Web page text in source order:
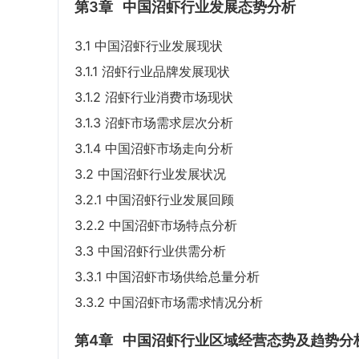
第3章 中国沼虾行业发展态势分析
3.1 中国沼虾行业发展现状
3.1.1 沼虾行业品牌发展现状
3.1.2 沼虾行业消费市场现状
3.1.3 沼虾市场需求层次分析
3.1.4 中国沼虾市场走向分析
3.2 中国沼虾行业发展状况
3.2.1 中国沼虾行业发展回顾
3.2.2 中国沼虾市场特点分析
3.3 中国沼虾行业供需分析
3.3.1 中国沼虾市场供给总量分析
3.3.2 中国沼虾市场需求情况分析
第4章 中国沼虾行业区域经营态势及趋势分